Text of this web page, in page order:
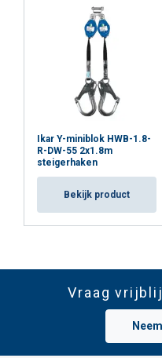
Ikar Y-miniblok HWB-1.8-
R-DW-55 2x1.8m
steigerhaken
Bekijk product
Vraag